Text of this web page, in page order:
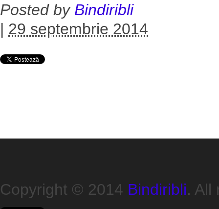
Posted by Bindiribli
| 29 septembrie 2014
Copyright © 2014 Bindiribli. All